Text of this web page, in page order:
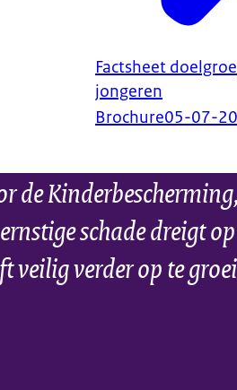
Factsheet
jongeren
Brochure05-07-
de
schade dreigt
veilig verder op te